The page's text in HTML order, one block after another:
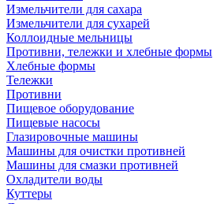
Измельчители для сахара
Измельчители для сухарей
Коллоидные мельницы
Противни, тележки и хлебные формы
Хлебные формы
Тележки
Противни
Пищевое оборудование
Пищевые насосы
Глазировочные машины
Машины для очистки противней
Машины для смазки противней
Охладители воды
Куттеры